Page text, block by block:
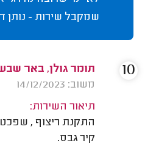
שמקבל שירות - נותן
תומר גולן, באר
משוב: 14/12/2023
תיאור השירות:
התקנת ריצוף ,
קיר גבס.
10